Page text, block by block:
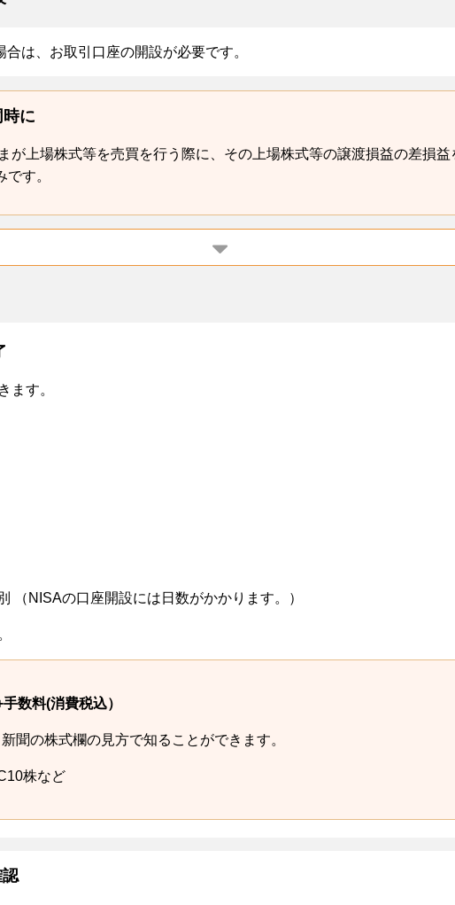
は、お取引口座の開設が必要です。
に
が上場株式等を売買を行う際に、その上場株式等の譲渡損益の差損益
す。
ます。
（NISAの口座開設には日数がかかります。）
数料(消費税込）
聞の株式欄の見方で知ることができます。
株など